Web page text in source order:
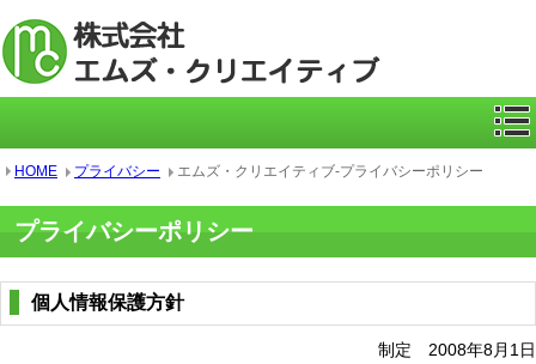
HOME プライバシー エムズ・クリエイティブ-プライバシーポリシー
プライバシーポリシー
個人情報保護方針
制定 2008年8月1日